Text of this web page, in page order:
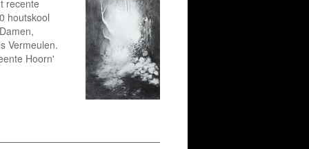
recente
houtskool
Vermeulen.
Hoorn'